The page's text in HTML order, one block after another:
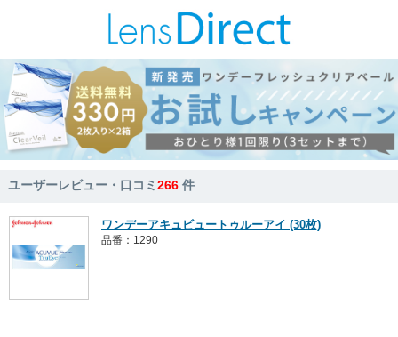
ユーザーレビュー・口コミ266 件
ワンデーアキュビュートゥルーアイ (30枚)
品番：1290